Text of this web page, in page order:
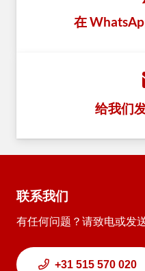
在
给我们
联系我们
有任何问题？请致电或发
+31 515 570 020